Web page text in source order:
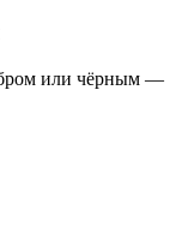
или чёрным —